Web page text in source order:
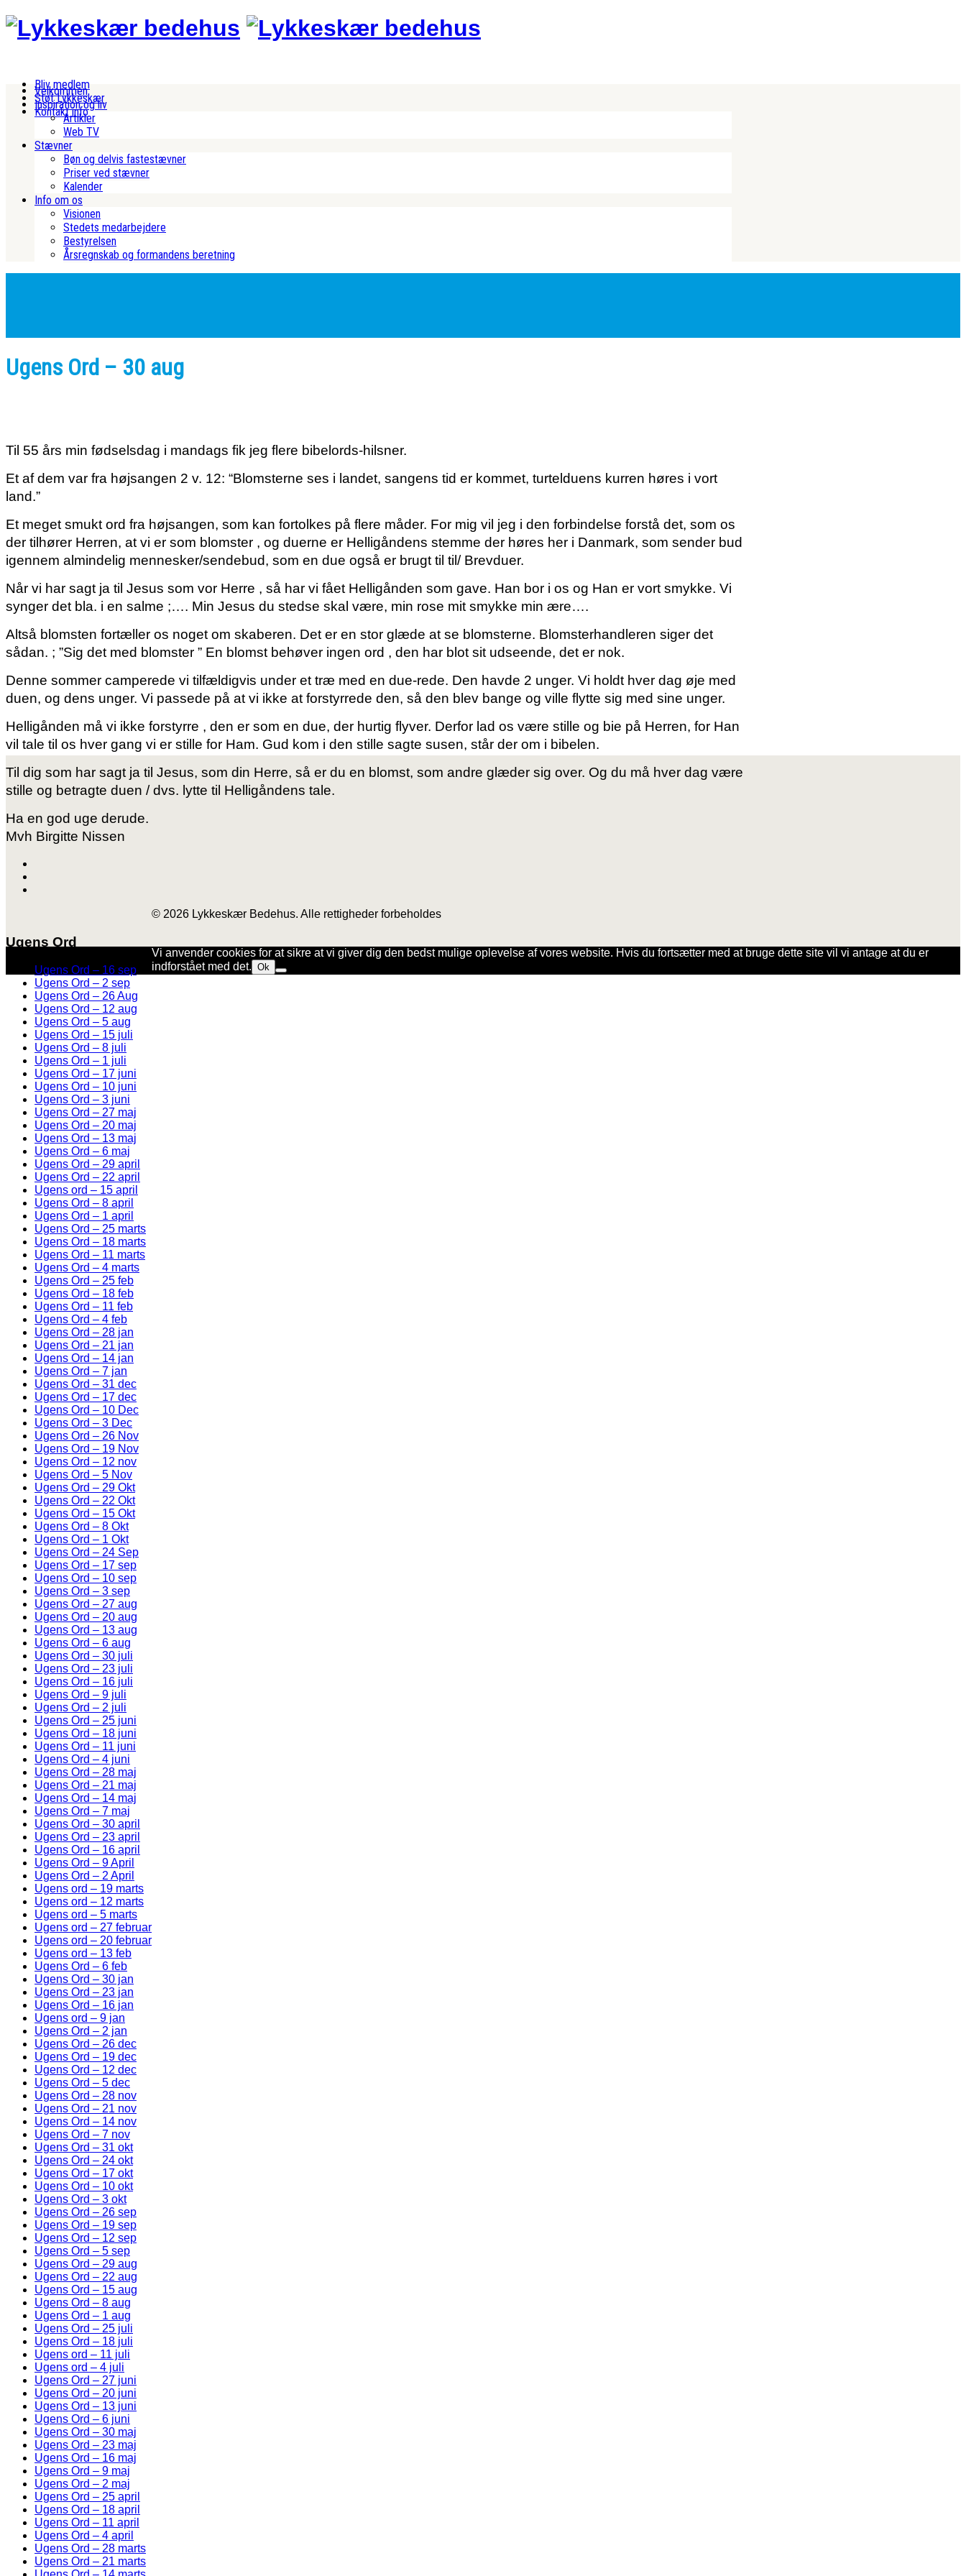
Bliv medlem
Støt Lykkeskær
Kontakt info
Velkommen
Inspiration og liv
Artikler
Web TV
Stævner
Bøn og delvis fastestævner
Priser ved stævner
Kalender
Info om os
Visionen
Stedets medarbejdere
Bestyrelsen
Årsregnskab og formandens beretning
Ugens Ord – 30 aug
Til 55 års min fødselsdag i mandags fik jeg flere bibelords-hilsner.
Et af dem var fra højsangen 2 v. 12: “Blomsterne ses i landet, sangens tid er kommet, turtelduens kurren høres i vort
land.”
Et meget smukt ord fra højsangen, som kan fortolkes på flere måder. For mig vil jeg i den forbindelse forstå det, som os
der tilhører Herren, at vi er som blomster , og duerne er Helligåndens stemme der høres her i Danmark, som sender bud
igennem almindelig mennesker/sendebud, som en due også er brugt til til/ Brevduer.
Når vi har sagt ja til Jesus som vor Herre , så har vi fået Helligånden som gave. Han bor i os og Han er vort smykke. Vi
synger det bla. i en salme ;…. Min Jesus du stedse skal være, min rose mitsmykke min ære….
Altså blomsten fortæller os noget om skaberen. Det er en stor glæde at se blomsterne. Blomsterhandleren siger det
sådan. ; ”Sig det med blomster ” En blomst behøver ingen ord , den har blot sit udseende, det er nok.
Denne sommer camperede vi tilfældigvis under et træ med en due-rede. Den havde 2 unger. Vi holdt hver dag øje med
duen, og dens unger. Vi passede på at vi ikke at forstyrrede den, så den blev bange og ville flytte sig med sine unger.
Helligånden må vi ikke forstyrre , den er som en due, der hurtig flyver. Derfor lad os være stille og bie på Herren, for Han
vil tale til os hver gang vi er stille for Ham. Gud kom i den stille sagte susen, står der om i bibelen.
Til dig som har sagt ja til Jesus, som din Herre, så er du en blomst, som andre glæder sig over. Og du må hver dag være
stille og betragte duen / dvs. lytte til Helligåndens tale.
Ha en god uge derude.
Mvh Birgitte Nissen
Ugens Ord
Ugens Ord – 16 sep
Ugens Ord – 2 sep
Ugens Ord – 26 Aug
Ugens Ord – 12 aug
Ugens Ord – 5 aug
Ugens Ord – 15 juli
Ugens Ord – 8 juli
Ugens Ord – 1 juli
Ugens Ord – 17 juni
Ugens Ord – 10 juni
Ugens Ord – 3 juni
Ugens Ord – 27 maj
Ugens Ord – 20 maj
Ugens Ord – 13 maj
Ugens Ord – 6 maj
Ugens Ord – 29 april
Ugens Ord – 22 april
Ugens ord – 15 april
Ugens Ord – 8 april
Ugens Ord – 1 april
Ugens Ord – 25 marts
Ugens Ord – 18 marts
Ugens Ord – 11 marts
Ugens Ord – 4 marts
Ugens Ord – 25 feb
Ugens Ord – 18 feb
Ugens Ord – 11 feb
Ugens Ord – 4 feb
Ugens Ord – 28 jan
Ugens Ord – 21 jan
Ugens Ord – 14 jan
Ugens Ord – 7 jan
Ugens Ord – 31 dec
Ugens Ord – 17 dec
Ugens Ord – 10 Dec
Ugens Ord – 3 Dec
Ugens Ord – 26 Nov
Ugens Ord – 19 Nov
Ugens Ord – 12 nov
Ugens Ord – 5 Nov
Ugens Ord – 29 Okt
Ugens Ord – 22 Okt
Ugens Ord – 15 Okt
Ugens Ord – 8 Okt
Ugens Ord – 1 Okt
Ugens Ord – 24 Sep
Ugens Ord – 17 sep
Ugens Ord – 10 sep
Ugens Ord – 3 sep
Ugens Ord – 27 aug
Ugens Ord – 20 aug
Ugens Ord – 13 aug
Ugens Ord – 6 aug
Ugens Ord – 30 juli
Ugens Ord – 23 juli
Ugens Ord – 16 juli
Ugens Ord – 9 juli
Ugens Ord – 2 juli
Ugens Ord – 25 juni
Ugens Ord – 18 juni
Ugens Ord – 11 juni
Ugens Ord – 4 juni
Ugens Ord – 28 maj
Ugens Ord – 21 maj
Ugens Ord – 14 maj
Ugens Ord – 7 maj
Ugens Ord – 30 april
Ugens Ord – 23 april
Ugens Ord – 16 april
Ugens Ord – 9 April
Ugens Ord – 2 April
Ugens ord – 19 marts
Ugens ord – 12 marts
Ugens ord – 5 marts
Ugens ord – 27 februar
Ugens ord – 20 februar
Ugens ord – 13 feb
Ugens Ord – 6 feb
Ugens Ord – 30 jan
Ugens Ord – 23 jan
Ugens Ord – 16 jan
Ugens ord – 9 jan
Ugens Ord – 2 jan
Ugens Ord – 26 dec
Ugens Ord – 19 dec
Ugens Ord – 12 dec
Ugens Ord – 5 dec
Ugens Ord – 28 nov
Ugens Ord – 21 nov
Ugens Ord – 14 nov
Ugens Ord – 7 nov
Ugens Ord – 31 okt
Ugens Ord – 24 okt
Ugens Ord – 17 okt
Ugens Ord – 10 okt
Ugens Ord – 3 okt
Ugens Ord – 26 sep
Ugens Ord – 19 sep
Ugens Ord – 12 sep
Ugens Ord – 5 sep
Ugens Ord – 29 aug
Ugens Ord – 22 aug
Ugens Ord – 15 aug
Ugens Ord – 8 aug
Ugens Ord – 1 aug
Ugens Ord – 25 juli
Ugens Ord – 18 juli
Ugens ord – 11 juli
Ugens ord – 4 juli
Ugens Ord – 27 juni
Ugens Ord – 20 juni
Ugens Ord – 13 juni
Ugens Ord – 6 juni
Ugens Ord – 30 maj
Ugens Ord – 23 maj
Ugens Ord – 16 maj
Ugens Ord – 9 maj
Ugens Ord – 2 maj
Ugens Ord – 25 april
Ugens Ord – 18 april
Ugens Ord – 11 april
Ugens Ord – 4 april
Ugens Ord – 28 marts
Ugens Ord – 21 marts
© 2026 Lykkeskær Bedehus. Alle rettigheder forbeholdes
Vi anvender cookies for at sikre at vi giver dig den bedst mulige oplevelse af vores website. Hvis du fortsætter med at bruge dette site vil vi antage at du er
indforstået med det. Ok